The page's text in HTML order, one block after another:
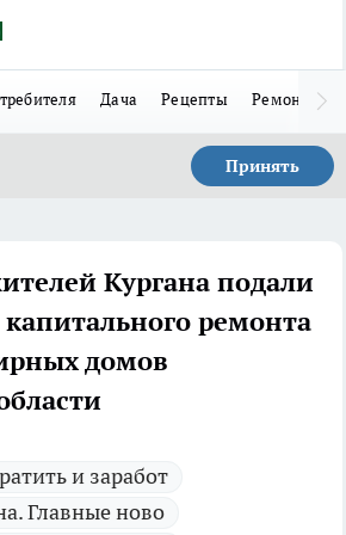
Дача Рецепты Ремонт
Принять
Кургана подали
ремонта
домов
и заработ
Главные ново